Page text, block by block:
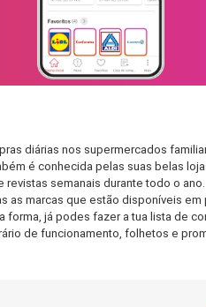
diárias nos supermercados
é conhecida pelas suas belas
semanais durante todo o ano.
marcas que estão disponíveis em
já podes fazer a tua lista de
de funcionamento, folhetos e